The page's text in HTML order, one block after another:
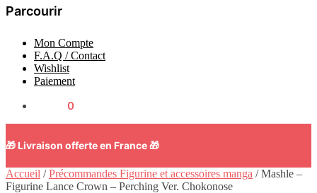
Parcourir
Mon Compte
F.A.Q / Contact
Wishlist
Paiement
0
🎁 Livraison offerte en France 🎁
Accueil /Précommandes Figurine et accessoires manga /Mashle –
Figurine Lance Crown – Perching Ver. Chokonose